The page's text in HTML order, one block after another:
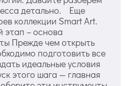
детально. Еще
коллекции Smart Art.
этап – основа
Прежде чем открыть
подготовить все
идеальные условия
этого шага — главная